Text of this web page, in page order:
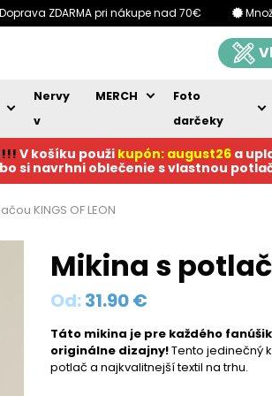
Doprava ZDARMA pri nákupe nad 70€
Nervy
v
MERCH
Foto
darčeky
V košíku použi kupón: august26 a
si navrhni oblečenie s vlastnou
KINGS OF LEON
Mikina s
Od:31.90€
Táto mikina je pre každého
originálne dizajny!Tento jedinečný
potlač a najkvalitnejší textil na trhu.